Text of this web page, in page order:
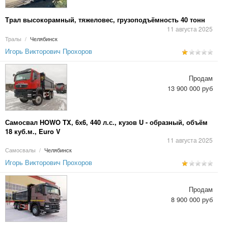
Трал высокорамный, тяжеловес, грузоподъёмность 40 тонн
11 августа 2025
Тралы / Челябинск
Игорь Викторович Прохоров
Самосвал HOWO TX, 6х6, 440 л.с., кузов U - образный, объём
18 куб.м., Euro V
11 августа 2025
Самосвалы / Челябинск
Продам
13 900 000 руб
Игорь Викторович Прохоров
Продам
8 900 000 руб